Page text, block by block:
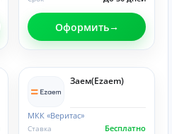
Оформить
Заем(Ezaem)
МКК «Веритас»
Бесплатно
Ставка